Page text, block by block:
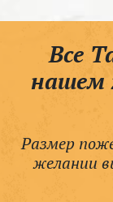
Все
нашем
Размер
желании